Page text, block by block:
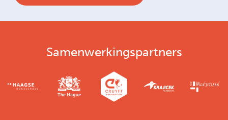
Samenwerkingspartners